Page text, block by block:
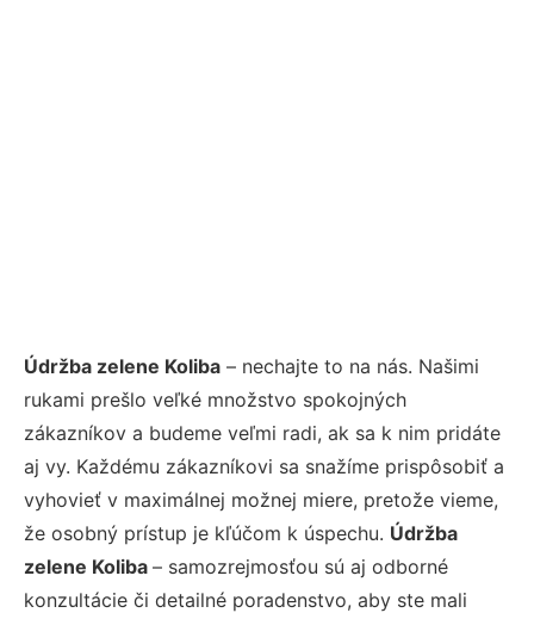
Údržba zelene Koliba – nechajte to na nás. Našimi
rukami prešlo veľké množstvo spokojných
zákazníkov a budeme veľmi radi, ak sa k nim pridáte
aj vy. Každému zákazníkovi sa snažíme prispôsobiť a
vyhovieť v maximálnej možnej miere, pretože vieme,
že osobný prístup je kľúčom k úspechu. Údržba
zelene Koliba – samozrejmosťou sú aj odborné
konzultácie či detailné poradenstvo, aby ste mali